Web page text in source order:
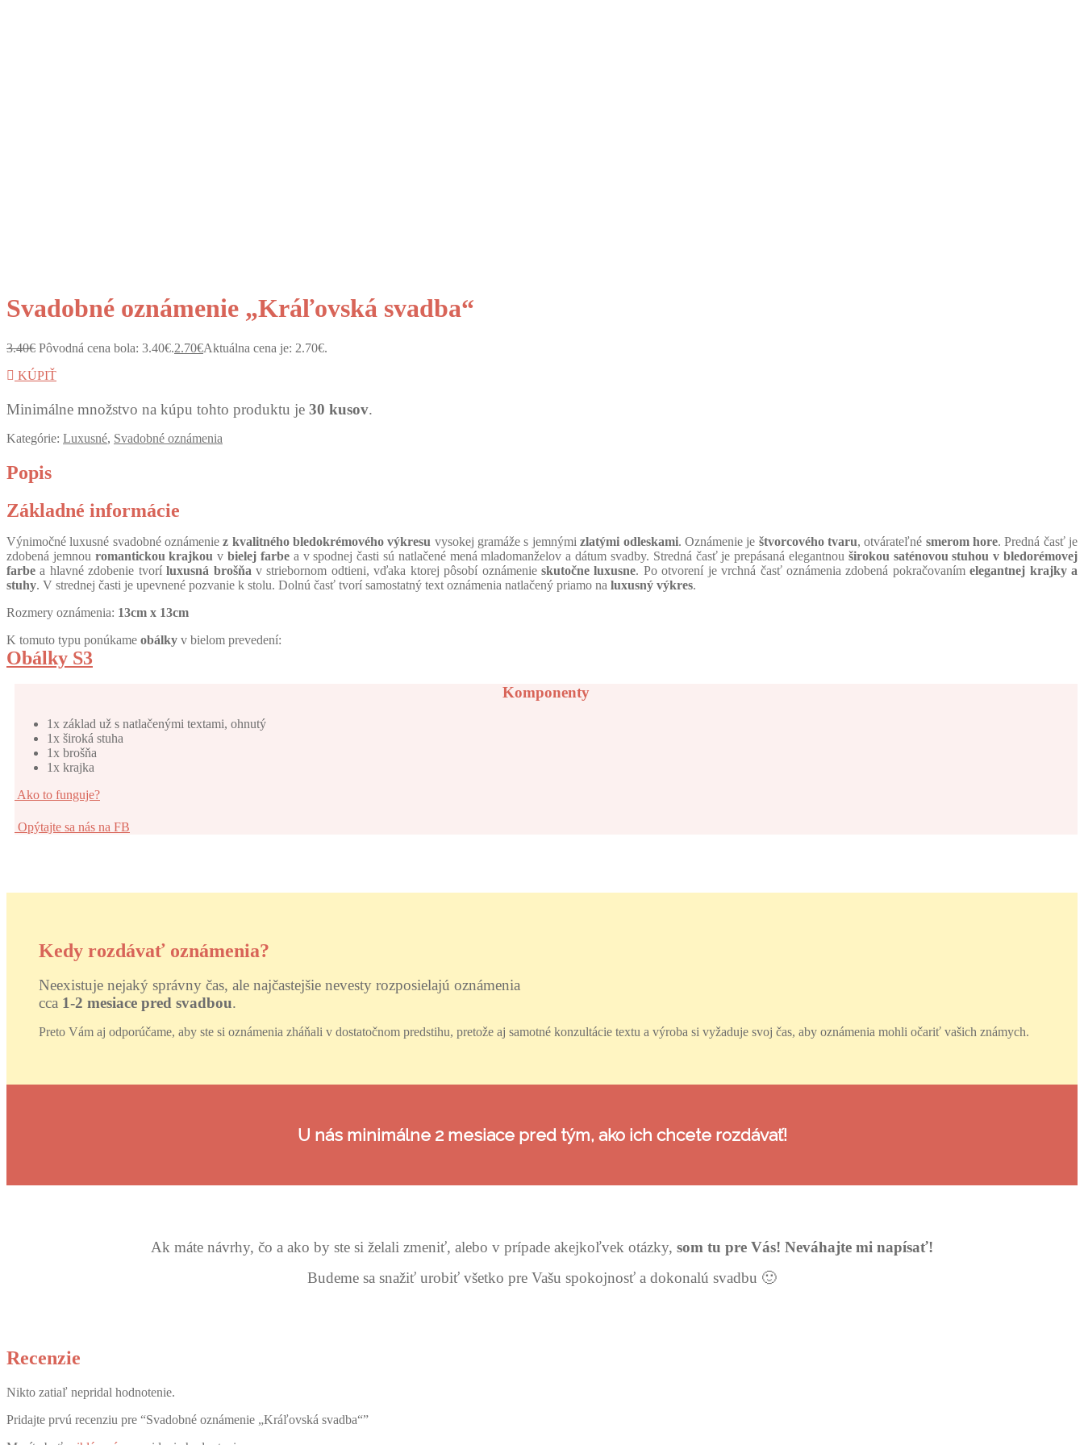
Svadobné oznámenie „Kráľovská svadba“
3.40€ Pôvodná cena bola: 3.40€.2.70€Aktuálna cena je: 2.70€.
KÚPIŤ
Minimálne množstvo na kúpu tohto produktu je 30 kusov.
Kategórie: Luxusné, Svadobné oznámenia
Popis
Základné informácie
Výnimočné luxusné svadobné oznámeniez kvalitného bledokrémového výkresu vysokej gramáže s jemnýmizlatými odleskami. Oznámenie je štvorcového tvaru, otvárateľné smerom hore. Predná časť je
zdobená jemnou romantickou krajkou vbielej farbea v spodnej časti sú natlačené mená mladomanželov a dátum svadby. Stredná časť je prepásaná elegantnou širokou saténovou stuhou v bledorémovej
farbe a hlavné zdobenie tvoríluxusná brošňa v striebornom odtieni, vďaka ktorej pôsobí oznámenie skutočne luxusne. Po otvorení je vrchná časť oznámenia zdobená pokračovanímelegantnej krajky a
stuhy. V strednej časti je upevnené pozvanie k stolu. Dolnú časť tvorí samostatný text oznámenia natlačený priamo na luxusný výkres.
Rozmery oznámenia: 13cm x 13cm
K tomuto typu ponúkame obálky v bielom prevedení:
Obálky S3
Komponenty
1x základ už s natlačenými textami, ohnutý
1x široká stuha
1x brošňa
1x krajka
Ako to funguje?
Opýtajte sa nás na FB
Kedy rozdávať oznámenia?
Neexistuje nejaký správny čas, ale najčastejšie nevesty rozposielajú oznámenia
cca 1-2 mesiace pred svadbou.
Preto Vám aj odporúčame, aby ste si oznámenia zháňali v dostatočnom predstihu, pretože aj samotné konzultácie textu a výroba si vyžaduje svoj čas, aby oznámenia mohli očariť vašich známych.
U nás minimálne 2 mesiacepred tým, ako ich chcete rozdávať!
Ak máte návrhy, čo a ako by ste si želali zmeniť, alebo v prípade akejkoľvek otázky, som tu pre Vás! Neváhajte mi napísať!
Budeme sa snažiť urobiť všetko pre Vašu spokojnosť a dokonalú svadbu 🙂
Recenzie
Nikto zatiaľ nepridal hodnotenie.
Pridajte prvú recenziu pre “Svadobné oznámenie „Kráľovská svadba“”